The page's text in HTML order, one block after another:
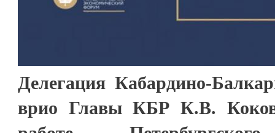
Делегация Кабардино-
врио Главы КБР К.В.